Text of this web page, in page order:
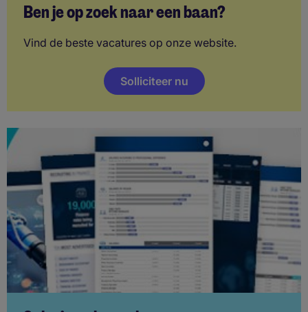
Ben je op zoek naar een baan?
Vind de beste vacatures op onze website.
Solliciteer nu